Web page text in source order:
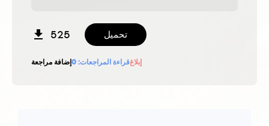
525 تحميل
إضافة مراجعة قراءة المراجعات: 0 إبلاغ